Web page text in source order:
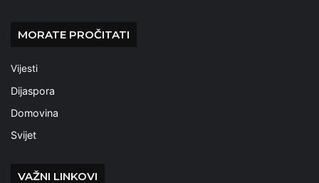
MORATE PROČITATI
Vijesti
Dijaspora
Domovina
Svijet
VAŽNI LINKOVI